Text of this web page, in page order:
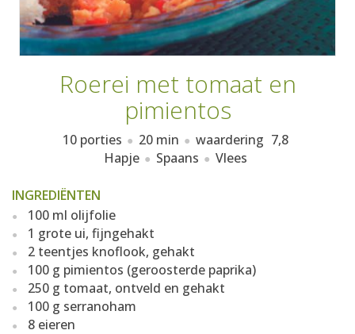
Roerei met tomaat en
pimientos
10 porties 20 min waardering 7,8
Hapje
Spaans Vlees
INGREDIËNTEN
100 ml olijfolie
1 grote ui, fijngehakt
2 teentjes knoflook, gehakt
100 g pimientos (geroosterde paprika)
250 g tomaat, ontveld en gehakt
100 g serranoham
8 eieren